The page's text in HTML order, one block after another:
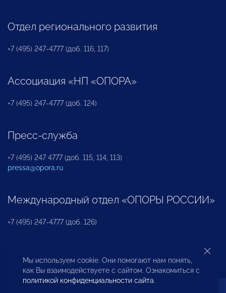
Отдел регионального развития
+7 (495) 247-4777 (доб. 116, 117)
Ассоциация «НП «ОПОРА»
+7 (495) 247-4777 (доб. 124)
Пресс-служба
+7 (495) 247 4777 (доб. 115, 114, 113)
pressa@opora.ru
Международный отдел «ОПОРЫ РОССИИ»
+7 (495) 247-4777 (доб. 126)
Бюро по защите прав предпринимателей и
инвесторов
Мы используем cookie. Они помогают нам понять,
как Вы взаимодействуете с сайтом. Ознакомиться с
политикой конфиденциальности сайта.